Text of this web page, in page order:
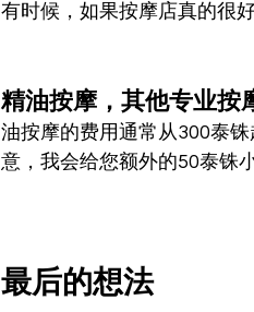
有时候，如果按摩店真的很
精油按摩，其他专业按
油按摩的费用通常从300泰
意，我会给您额外的50泰铢
最后的想法